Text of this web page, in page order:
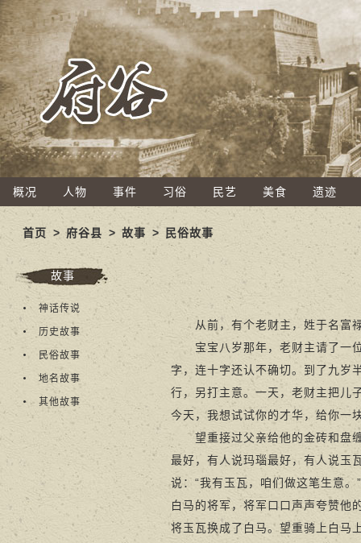
概况 人物 事件 习俗 民艺 美食 遗迹
首页 >府谷县 > 故事 > 民俗故事
故事
神话传说
历史故事
民俗故事
地名故事
其他故事
从前，有个老财主，姓于名富禄
宝宝八岁那年，老财主请了一位
字，连十字还认不确切。到了九岁
行，另打主意。一天，老财主把儿
今天，我想试试你的才华，给你一
望重接过父亲给他的金砖和盘缠
最好，有人说玛瑙最好，有人说玉
说：“我有玉瓦，咱们做这笔生意
白马的将军，将军口口声声夸赞他
将玉瓦换成了白马。望重骑上白马